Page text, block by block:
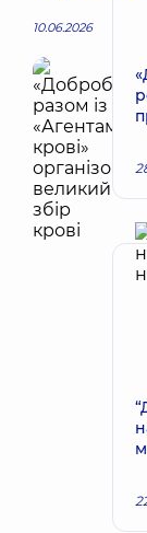
10.06.2026